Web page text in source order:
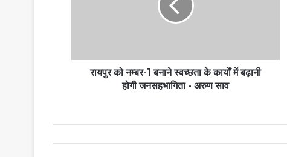
रायपुर को नम्बर-1 बनाने स्वच्छता के कार्यों में बढ़ानी
होगी जनसहभागिता - अरुण साव